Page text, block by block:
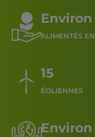
ALIMENTÉS
15
ÉOLIENNES
Environ